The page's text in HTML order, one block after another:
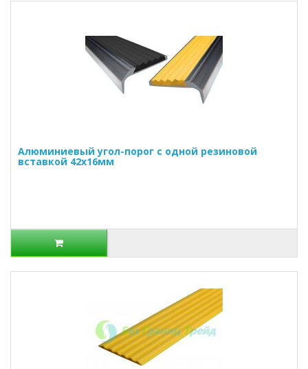
Алюминиевый угол-порог с одной резиновой
вставкой 42х16мм